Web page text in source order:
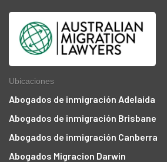
Ubicaciones
Abogados de inmigración Adelaida
Abogados de inmigración Brisbane
Abogados de inmigración Canberra
Abogados Migracion Darwin